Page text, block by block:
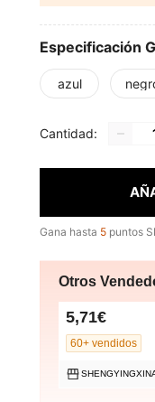
Especificación
azul
Cantidad:
Gana hasta 5 puntos
Otros
5,71€
60+ vendidos